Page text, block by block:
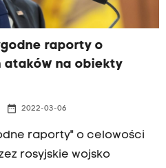
raporty o
ataków na obiekty
date_range 2022-03-06
raporty" o celowości
rosyjskie wojsko